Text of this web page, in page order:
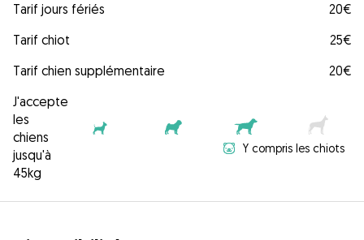
Tarif jours fériés
20€
Tarif chiot
25€
Tarif chien supplémentaire
20€
J'accepte
les
chiens
jusqu'à
45kg
Y compris les chiots